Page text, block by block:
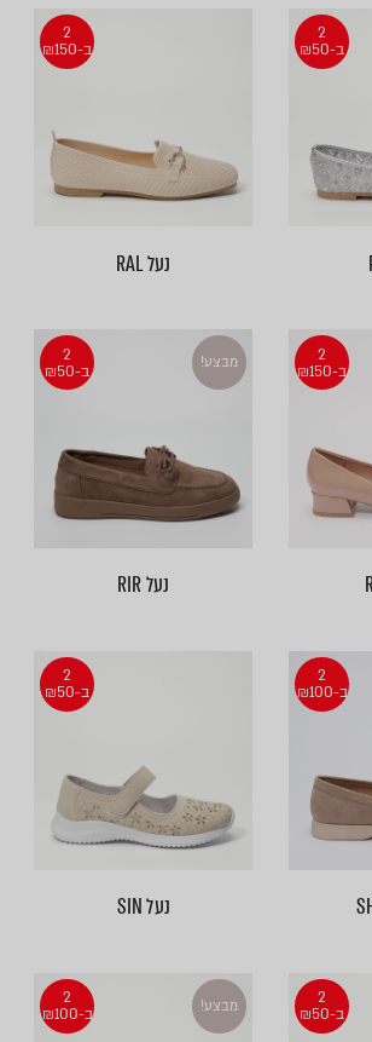
2
ב-₪50
2
ב-₪150
נעל RAL
2
ב-₪150
2
ב-₪50
מבצע!
נעל RIR
2
ב-₪100
2
ב-₪50
נעל SIN
2
ב-₪50
2
ב-₪100
מבצע!